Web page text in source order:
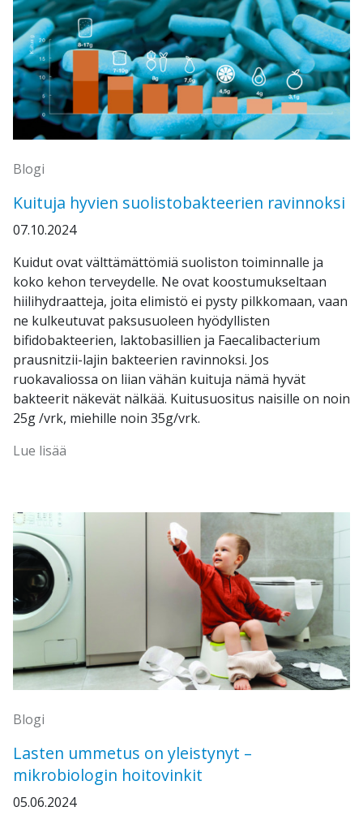
Blogi
Kuituja hyvien suolistobakteerien ravinnoksi
07.10.2024
Kuidut ovat välttämättömiä suoliston toiminnalle ja
koko kehon terveydelle. Ne ovat koostumukseltaan
hiilihydraatteja, joita elimistö ei pysty pilkkomaan, vaan
ne kulkeutuvat paksusuoleen hyödyllisten
bifidobakteerien, laktobasillien ja Faecalibacterium
prausnitzii-lajin bakteerien ravinnoksi. Jos
ruokavaliossa on liian vähän kuituja nämä hyvät
bakteerit näkevät nälkää. Kuitusuositus naisille on noin
25g /vrk, miehille noin 35g/vrk.
Lue lisää
Blogi
Lasten ummetus on yleistynyt –
mikrobiologin hoitovinkit
05.06.2024